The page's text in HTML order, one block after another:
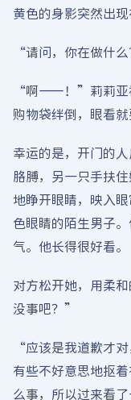
黄色的身影突然出
“请问，你在做什
“啊——！”莉莉亚
购物袋绊倒，眼看
幸运的是，开门的
胳膊，另一只手扶
地睁开眼睛，映入
色眼睛的陌生男子
气。他长得很好看。
对方松开她，用柔
没事吧？”
“应该是我道歉才
有些不好意思地抠
么事，所以过来看